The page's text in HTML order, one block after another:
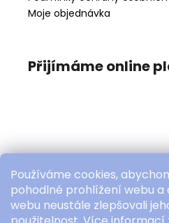
Používáme cookies,
pohodlné prohlížení webu a
webu neustále zlepšovali
Moje objednávka
Přijímáme online